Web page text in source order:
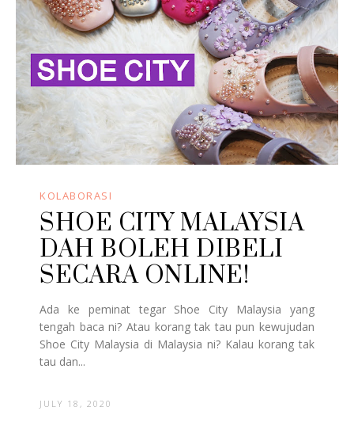
KOLABORASI
SHOE CITY MALAYSIA
DAH BOLEH DIBELI
SECARA ONLINE!
Ada ke peminat tegar Shoe City Malaysia yang
tengah baca ni? Atau korang tak tau pun kewujudan
Shoe City Malaysia di Malaysia ni? Kalau korang tak
tau dan...
JULY 18, 2020